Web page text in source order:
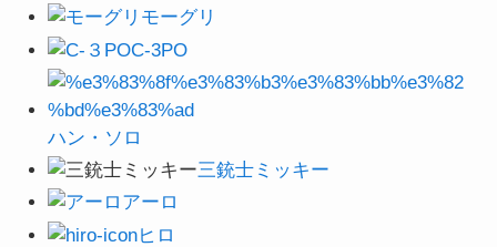
モーグリ
C-3PO
ハン・ソロ
三銃士ミッキー
アーロ
ヒロ